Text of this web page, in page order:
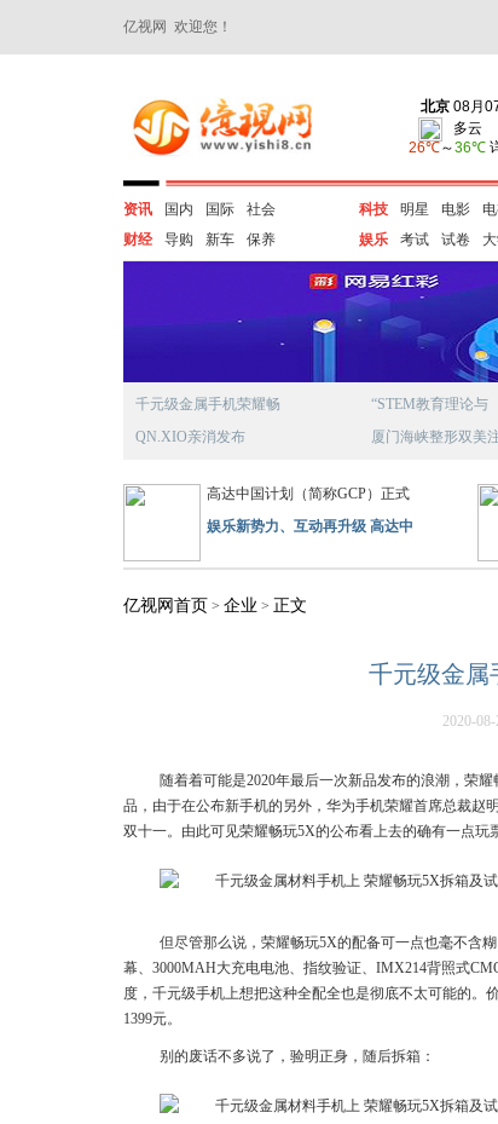
亿视网 欢迎您！
资讯 国内 国际
社会
财经
导购 新车 保养
科技 明星 电影
娱乐
考试 试卷
千元级金属手机荣耀畅
QN.XIO亲消发布
“STEM教育理论与
厦门海峡整形双美
高达中国计划（简称GCP）正式
娱乐新势力、互动再升级 高达中
亿视网首页 > 企业 > 正文
千元级金属
2020-
随着着可能是2020年最后一次新品发布的浪潮，荣
品，由于在公布新手机的另外，华为手机荣耀首席总裁赵
双十一。由此可见荣耀畅玩5X的公布看上去的确有一点玩
但尽管那么说，荣耀畅玩5X的配备可一点也毫不含
幕、3000MAH大充电电池、指纹验证、IMX214背照式
度，千元级手机上想把这种全配全也是彻底不太可能的。
1399元。
别的废话不多说了，验明正身，随后拆箱：